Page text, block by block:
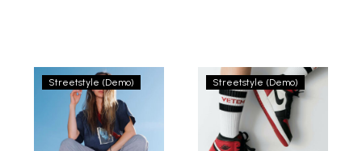
Parisian
brand
gentle
reminder
Streetstyle (Demo)
Mauris
facilisis
justo
sed
Streetstyle (Demo)